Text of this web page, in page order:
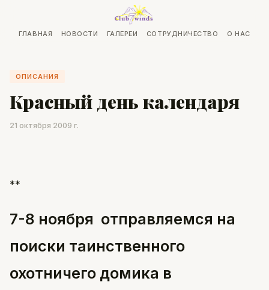
ГЛАВНАЯ НОВОСТИ ГАЛЕРЕИ СОТРУДНИЧЕСТВО О НАС
ОПИСАНИЯ
Красный день календаря
21 октября 2009 г.
**
7-8 ноября отправляемся на
поиски таинственного
охотничего домика в